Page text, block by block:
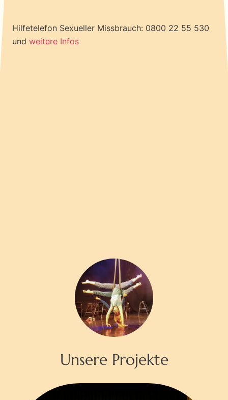
Hilfetelefon Sexueller Missbrauch: 0800 22 55 530
und weitere Infos
Über uns
Unsere Projekte